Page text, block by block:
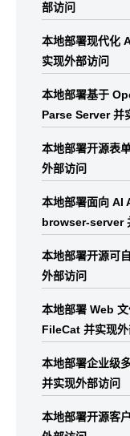
部访问
本地部署现代化
实现外部访问
本地部署基于
Parse Server 并
本地部署开源表
外部访问
本地部署面向 AI
browser-server
本地部署开源可
外部访问
本地部署 Web
FileCat 并实现外
本地部署企业级
并实现外部访问
本地部署开源客